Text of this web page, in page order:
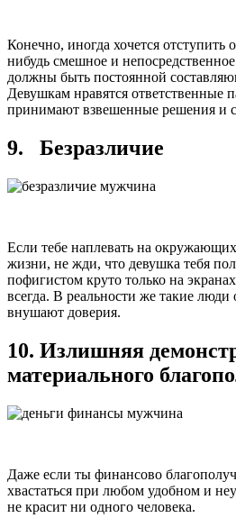
Конечно, иногда хочется отступить
нибудь смешное и
должны быть постоянной
Девушкам нравятся ответственные
принимают взвешенные решения и
9. Безразличие
Если тебе наплевать на
жизни, не жди, что девушка тебя
пофигистом круто только на
всегда. В реальности же такие люди
внушают доверия.
10. Излишняя
материального
Даже если ты финансово
хвастаться при любом удобном и
не красит ни одного человека.